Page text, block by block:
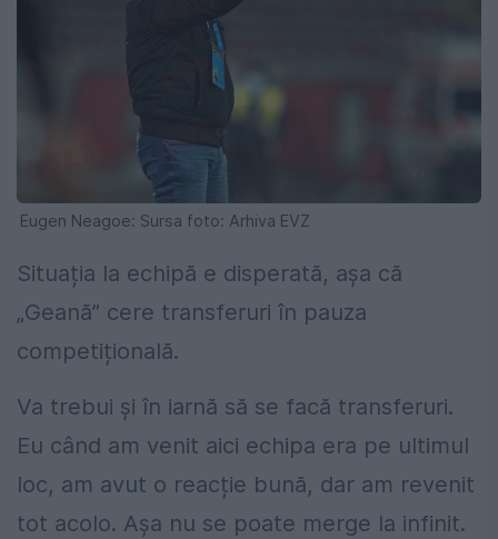
Eugen Neagoe: Sursa foto: Arhiva EVZ
Situația la echipă e disperată, așa că
„Geană” cere transferuri în pauza
competițională.
Va trebui și în iarnă să se facă transferuri.
Eu când am venit aici echipa era pe ultimul
loc, am avut o reacție bună, dar am revenit
tot acolo. Așa nu se poate merge la infinit.